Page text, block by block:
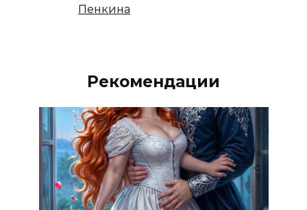
Пенкина
Рекомендации